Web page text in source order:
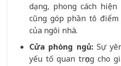
dạng, phong cách
cũng góp phần tô
của ngôi nhà.
Cửa phòng ngủ: Sự
yếu tố quan trọng cho